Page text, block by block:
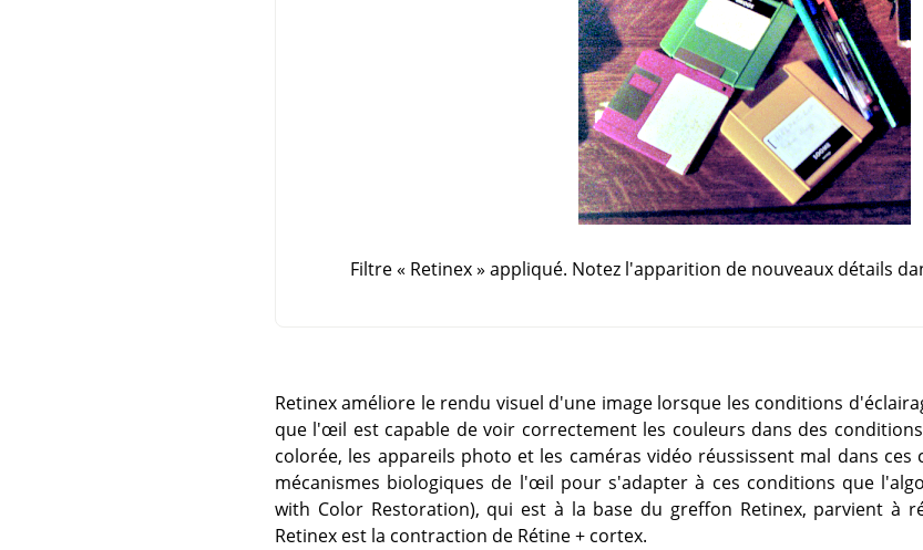
Filtre« Retinex» appliqué. Notez l'apparition de nouveaux détails
Retinex améliore le rendu visuel d'une image lorsque les conditions
que l'œil est capable de voir correctement les couleurs dans des
colorée, les appareils photo et les caméras vidéo réussissent mal dans
mécanismes biologiques de l'œil pour s'adapter à ces conditions que
with Color Restoration), qui est à la base du greffon Retinex, parvient à
Retinex est la contraction de Rétine + cortex.